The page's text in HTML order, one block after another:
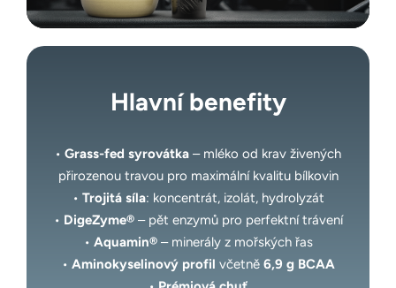
Hlavní benefity
• Grass-fed syrovátka – mléko od krav živených
přirozenou travou pro maximální kvalitu bílkovin
• Trojitá síla: koncentrát, izolát, hydrolyzát
• DigeZyme®– pět enzymů pro perfektní trávení
• Aquamin®– minerály z mořských řas
• Aminokyselinový profil včetně 6,9 g BCAA